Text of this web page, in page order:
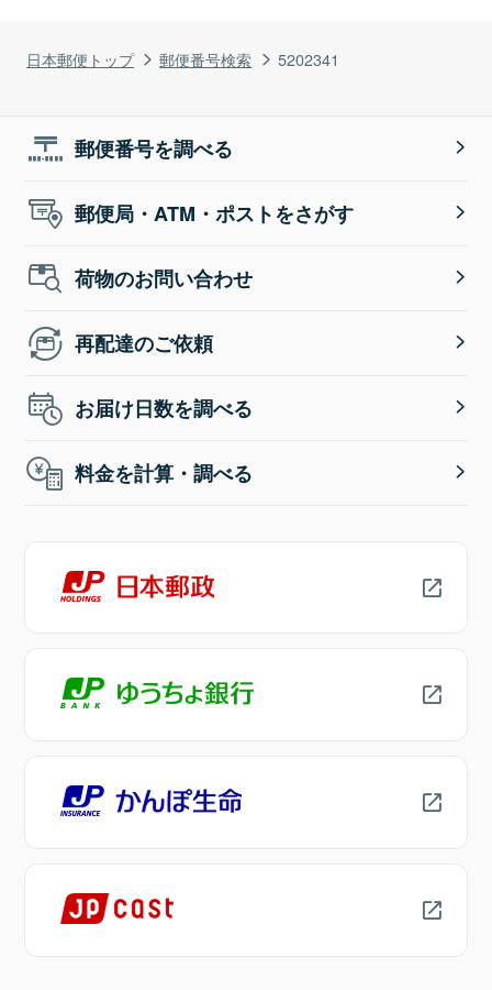
日本郵便トップ 郵便番号検索 5202341
郵便番号を調べる
郵便局・ATM・ポストをさがす
荷物のお問い合わせ
再配達のご依頼
お届け日数を調べる
料金を計算・調べる